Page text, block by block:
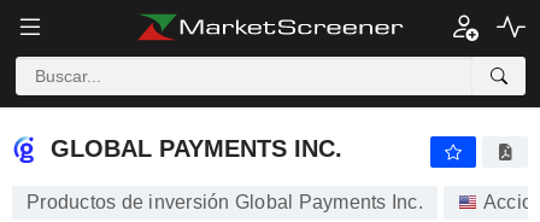
GLOBAL PAYMENTS INC.
GLOBAL PAYMENTS INC.
Productos de inversión Global Payments Inc.